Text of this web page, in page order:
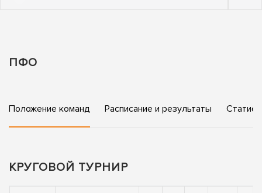
ПФО
Положение команд Расписание и результаты
КРУГОВОЙ ТУРНИР